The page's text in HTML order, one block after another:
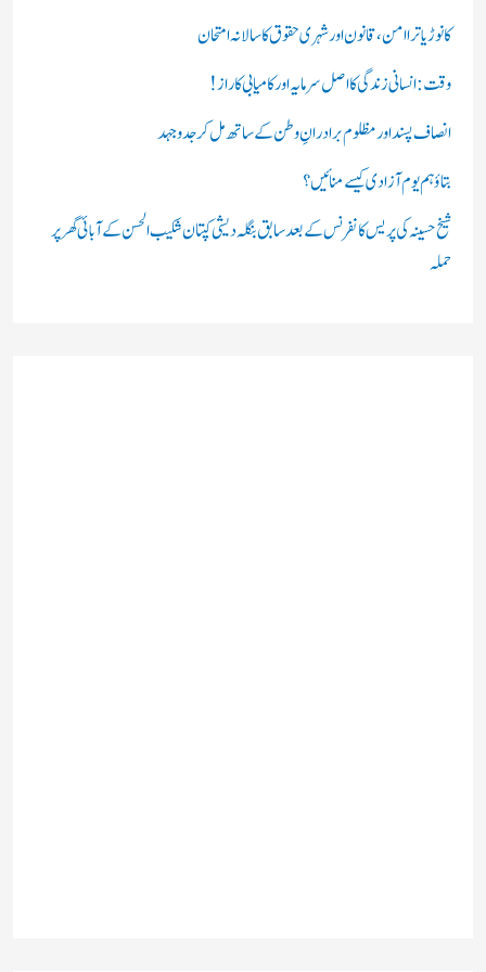
ں
:
کانوڑ یاترا امن،قانون اور شہری حقوق کا سالانہ امتحان
وقت: انسانی زندگی کا اصل سرمایہ اور کامیابی کا راز !
انصاف پسند اور مظلوم برادرانِ وطن کے ساتھ مل کر جدوجہد
بتاؤ ہم یوم آزادی کیسے منائیں؟
شیخ حسینہ کی پریس کانفرنس کے بعد سابق بنگلہ دیشی کپتان شکیب الحسن کے آبائی گھر پر
حملہ